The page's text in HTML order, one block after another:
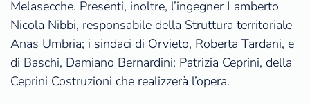
Melasecche. Presenti, inoltre, l’ingegner Lamberto
Nicola Nibbi, responsabile della Struttura territoriale
Anas Umbria; i sindaci di Orvieto, Roberta Tardani, e
di Baschi, Damiano Bernardini; Patrizia Ceprini, della
Ceprini Costruzioni che realizzerà l’opera.